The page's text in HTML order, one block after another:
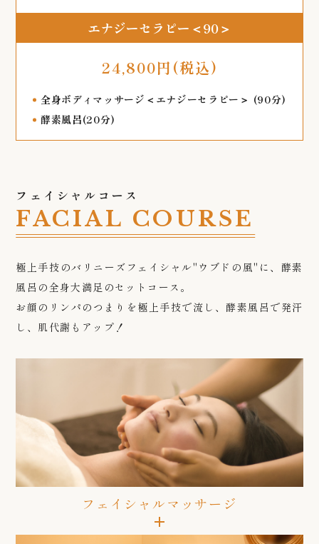
エナジーセラピー＜90＞
24,800円(税込)
全身ボディマッサージ＜エナジーセラピー＞ (90分)
酵素風呂(20分)
フェイシャルコース
FACIAL COURSE
極上手技のバリニーズフェイシャル"ウブドの風"に、酵素
風呂の全身大満足のセットコース。
お顔のリンパのつまりを極上手技で流し、酵素風呂で発汗
し、肌代謝もアップ！
フェイシャルマッサージ